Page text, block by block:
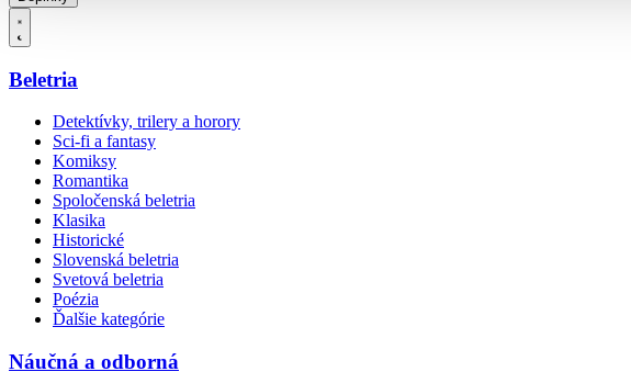
Beletria
Detektívky, trilery a horory
Sci-fi a fantasy
Komiksy
Romantika
Spoločenská beletria
Klasika
Historické
Slovenská beletria
Svetová beletria
Poézia
Ďalšie kategórie
Náučná a odborná